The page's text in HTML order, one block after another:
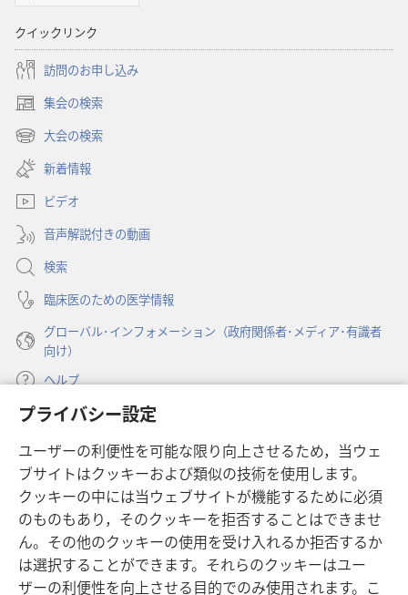
プライバシー設定
ユーザーの利便性を可能な限り向上させるため，当ウェ
ブサイトはクッキーおよび類似の技術を使用します。
クッキーの中には当ウェブサイトが機能するために必須
のものもあり，そのクッキーを拒否することはできませ
ん。その他のクッキーの使用を受け入れるか拒否するか
は選択することができます。それらのクッキーはユー
ザーの利便性を向上させる目的でのみ使用されます。こ
クイックリンク
訪問のお申し込み
集会の検索
（新
し
タ
で
開
く）
大会の検索
（新
し
い
タ
ブ
で
開
く）
新着情報
ビデオ
音声解説付きの動画
検索
臨床医のための医学情報
グローバル･インフォメーション（政府関係者･メディア･有識者
向け）
ヘルプ
寄付
し
い
タ
ブ
で
開
く）
ものみの塔 オンライン・ライブラリー
（新
し
い
タ
ブ
で
JW Hub ®
（新
し
い
タ
JW Library